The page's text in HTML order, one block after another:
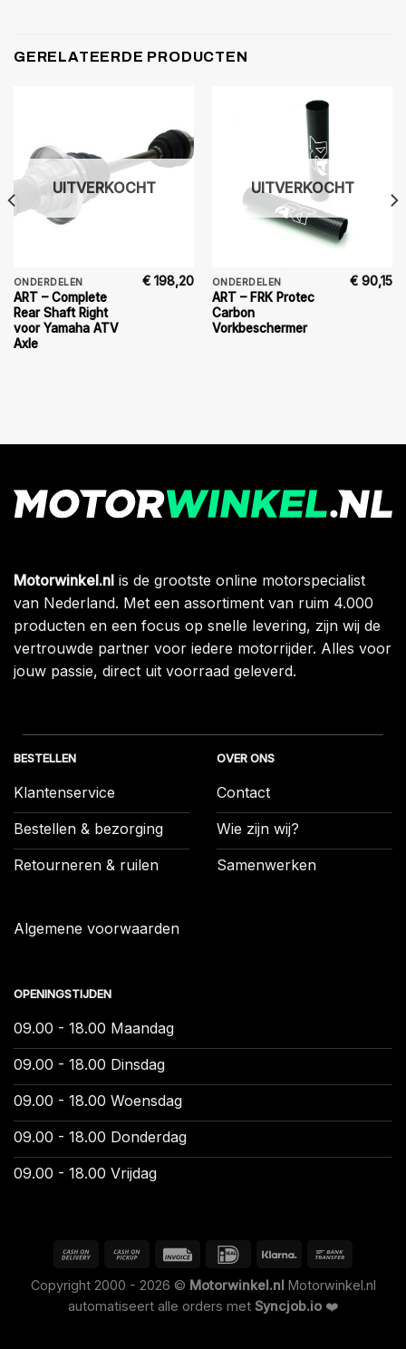
GERELATEERDE PRODUCTEN
UITVERKOCHT
ONDERDELEN
ART – Complete
Rear Shaft Right
voor Yamaha ATV
Axle
€ 198,20
UITVERKOCHT
ONDERDELEN
ART – FRK Protec
Carbon
Vorkbeschermer
€ 90,15
Motorwinkel.nl is de grootste online motorspecialist
van Nederland. Met een assortiment van ruim 4.000
producten en een focus op snelle levering, zijn wij de
vertrouwde partner voor iedere motorrijder. Alles voor
jouw passie, direct uit voorraad geleverd.
BESTELLEN
Klantenservice
Bestellen & bezorging
Retourneren & ruilen
Algemene voorwaarden
OVER ONS
Contact
Wie zijn wij?
Samenwerken
OPENINGSTIJDEN
09.00 - 18.00 Maandag
09.00 - 18.00 Dinsdag
09.00 - 18.00 Woensdag
09.00 - 18.00 Donderdag
09.00 - 18.00 Vrijdag
Copyright 2000 - 2026 © Motorwinkel.nl Motorwinkel.nl
automatiseert alle orders met Syncjob.io ❤️